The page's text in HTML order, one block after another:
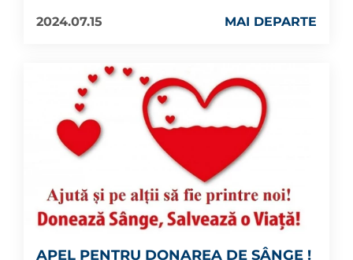
2024.07.15
MAI DEPARTE
APEL PENTRU DONAREA DE SÂNGE !